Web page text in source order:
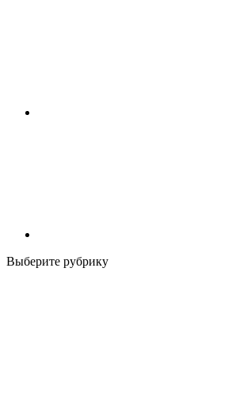
Выберите рубрику